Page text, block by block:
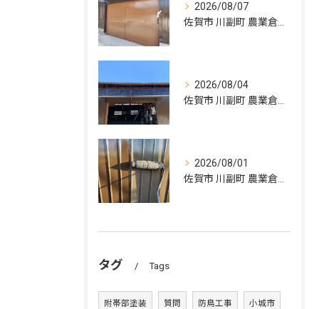
2026/08/07
2026/08/04
2026/08/01
タグ Tags
附帯部塗装 質問 防鳥工事 小城市